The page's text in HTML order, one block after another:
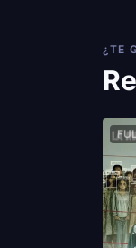
¿TE